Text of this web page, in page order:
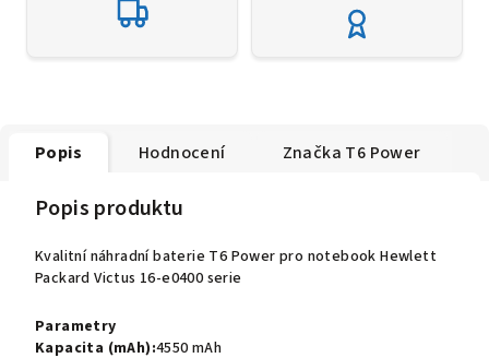
Popis Hodnocení Značka T6 Power
Popis produktu
Kvalitní náhradní baterie T6 Power pro notebook Hewlett
Packard Victus 16-e0400 serie
Parametry
Kapacita (mAh):4550 mAh